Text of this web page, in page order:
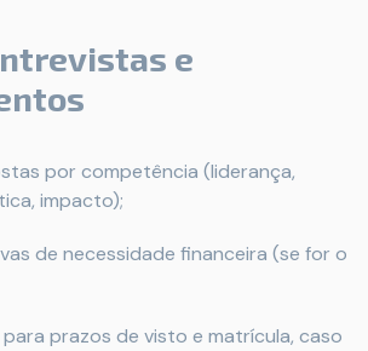
e
por competência (liderança,
impacto);
de necessidade financeira (se for o
prazos de visto e matrícula, caso